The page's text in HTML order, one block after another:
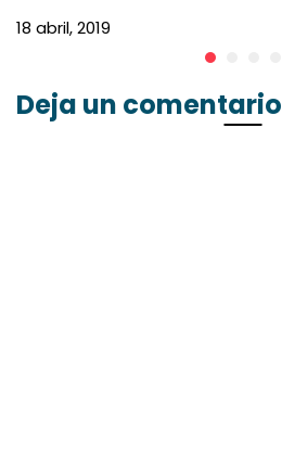
18 abril, 2019
Deja un comentario